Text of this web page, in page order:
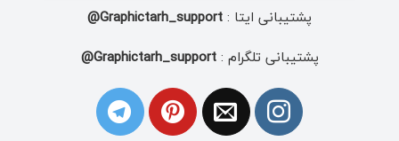
پشتیبانی ایتا : Graphictarh_support@
پشتیبانی تلگرام :Graphictarh_support@